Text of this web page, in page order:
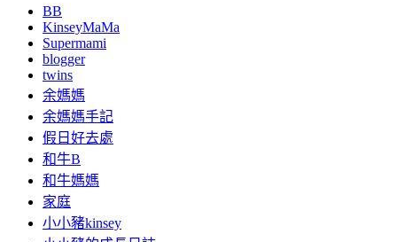
BB
KinseyMaMa
Supermami
blogger
twins
余媽媽
余媽媽手記
假日好去處
和牛B
和牛媽媽
家庭
小小豬kinsey